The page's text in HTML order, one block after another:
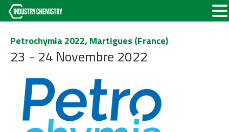
Petrochymia 2022, Martigues (France)
23 - 24 Novembre 2022